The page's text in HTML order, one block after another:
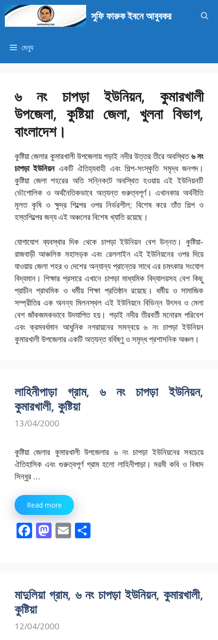
এড়িেয়
লেখায়
যান
সুফি ফারুক ইবনে আবুবকর
মেন্যু
৬ নং চাপড়া ইউনিয়ন, কুমারখালী
উপজেলা, কুষ্টিয়া জেলা, খুলনা বিভাগ,
বাংলাদেশ।
কুষ্টিয়া জেলার কুমারখালী উপজেলায় গড়াই নদীর উত্তর তীরে অবস্থিত৬ নং
চাপড়া ইউনিয়নএকটি ঐতিহ্যবাহী এবং শিল্প-সংস্কৃতি সমৃদ্ধ জনপদ।
কুষ্টিয়া জেলা শহরের অতি সন্নিকটে অবস্থিত হওয়ায় এই ইউনিয়নটি
ভৌগোলিক ও অর্থনৈতিকভাবে অত্যন্ত গুরুত্বপূর্ণ। এখানকার অর্থনীতি
মূলত কৃষি ও ক্ষুদ্র শিল্পের ওপর নির্ভরশীল; বিশেষ করে তাঁত শিল্প ও
হস্তশিল্পের জন্য এই অঞ্চলের বিশেষ খ্যাতি রয়েছে।
যোগাযোগ ব্যবস্থার দিক থেকে চাপড়া ইউনিয়ন বেশ উন্নত। কুষ্টিয়া-
রাজবাড়ী আঞ্চলিক মহাসড়ক এবং রেললাইন এই ইউনিয়নের ওপর দিয়ে
যাওয়ায় জেলা শহর ও দেশের অন্যান্য প্রান্তের সাথে এর চমৎকার সংযোগ
বিদ্যমান। শিক্ষার প্রসারে এখানে চাপড়া মাধ্যমিক বিদ্যালয়সহ বেশ কিছু
প্রাচীন প্রাথমিক ও ধর্মীয় শিক্ষা প্রতিষ্ঠান রয়েছে। ধর্মীয় ও সামাজিক
সম্প্রীতির এক অনন্য মিলনস্থল এই ইউনিয়নে বিভিন্ন উৎসব ও মেলা
বেশ জাঁকজমকভাবে উদযাপিত হয়। গড়াই নদীর তীরবর্তী মনোরম পরিবেশ
এবং ক্রমবর্ধমান আধুনিক নগরায়নের সমন্বয়ে ৬ নং চাপড়া ইউনিয়ন
কুমারখালী উপজেলার একটি অত্যন্ত বর্ধিষ্ণু ও সমৃদ্ধ প্রশাসনিক অঞ্চল।
লাহিনীপাড়া গ্রাম, ৬ নং চাপড়া ইউনিয়ন,
কুমারখালী, কুষ্টিয়া
13/04/2000
কুষ্টিয়া জেলার কুমারখালী উপজেলার ৬ নং চাপড়া ইউনিয়নের সবচেয়ে
ঐতিহাসিক এবং গুরুত্বপূর্ণ গ্রাম হলো লাহিনীপাড়া। মরমী কবি ও বিষাদ
সিন্ধুর …
Read more
F
ac
o
o
k
M
as
o
n
E
m
মাদুলিয়া গ্রাম, ৬ নং চাপড়া ইউনিয়ন, কুমারখালী,
কুষ্টিয়া
12/04/2000